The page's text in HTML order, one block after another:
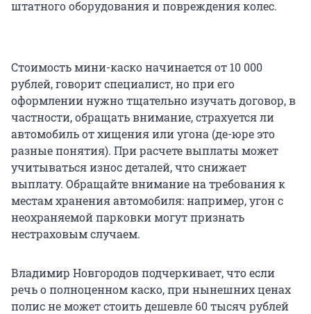
штатного оборудования и повреждения колес.
Стоимость мини-каско начинается от 10 000
рублей, говорит специалист, но при его
оформлении нужно тщательно изучать договор, в
частности, обращать внимание, страхуется ли
автомобиль от хищения или угона (де-юре это
разные понятия). При расчете выплаты может
учитываться износ деталей, что снижает
выплату. Обращайте внимание на требования к
местам хранения автомобиля: например, угон с
неохраняемой парковки могут признать
нестраховым случаем.
Владимир Новгородов подчеркивает, что если
речь о полноценном каско, при нынешних ценах
полис не может стоить дешевле 60 тысяч рублей